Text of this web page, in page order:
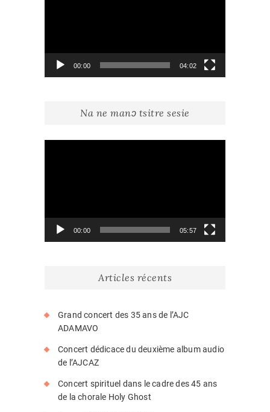
00:00 04:02
Na ne manɔ tsitre sesie
00:00 05:57
Articles récents
Grand concert des 35 ans de l’AJC
ADAMAVO
Concert dédicace du deuxième album audio
de l’AJCAZ
Concert spirituel dans le cadre des 45 ans
de la chorale Holy Ghost